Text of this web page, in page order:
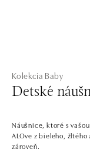
Kolekcia Baby
Detské
Náušnice, ktoré s
ALOve z bieleho,
zároveň.